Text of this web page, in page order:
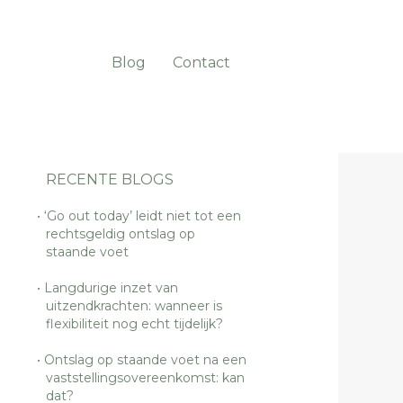
Blog Contact
RECENTE BLOGS
‘Go out today’ leidt niet tot een
rechtsgeldig ontslag op
staande voet
Langdurige inzet van
uitzendkrachten: wanneer is
flexibiliteit nog echt tijdelijk?
Ontslag op staande voet na een
vaststellingsovereenkomst: kan
dat?